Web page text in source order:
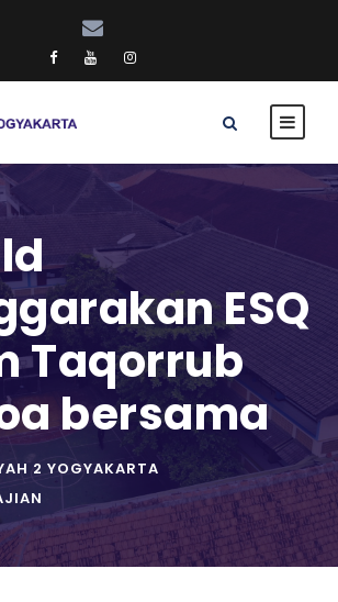
ESQ
Taqorrub
bersama
2 YOGYAKARTA